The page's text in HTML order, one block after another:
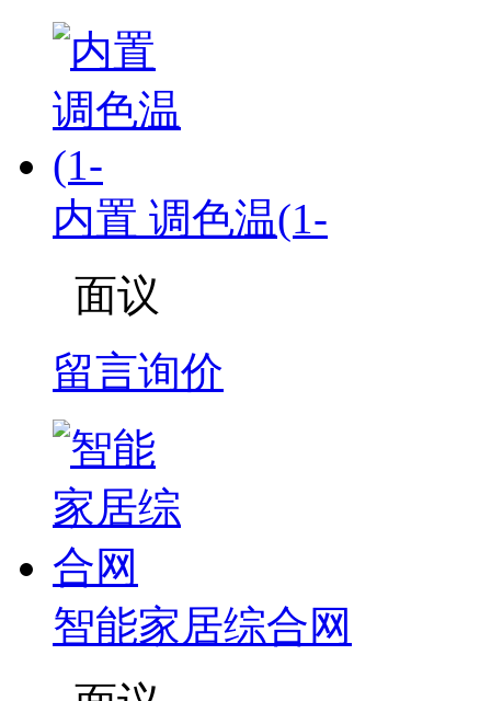
内置 调色温(1-
面议
留言询价
智能家居综合网